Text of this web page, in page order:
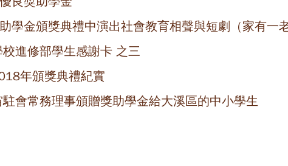
學金頒獎典禮中演出社會教育相聲與短劇（家有一
進修部學生感謝卡 之三
年頒獎典禮紀實
會常務理事頒贈獎助學金給大溪區的中小學生